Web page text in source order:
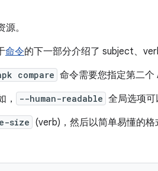
。
命令的下一部分介绍了 subject、
compare 命令需要您指定第二个
，
--human-readable 全局选项
size (verb)，然后以简单易懂的格